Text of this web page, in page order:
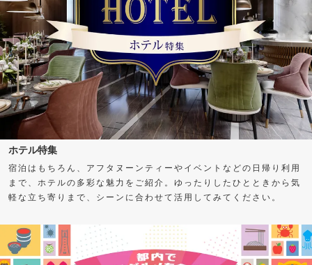
ホテル特集
宿泊はもちろん、アフタヌーンティーやイベントなどの日帰り利用
まで、ホテルの多彩な魅力をご紹介。ゆったりしたひとときから気
軽な立ち寄りまで、シーンに合わせて活用してみてください。